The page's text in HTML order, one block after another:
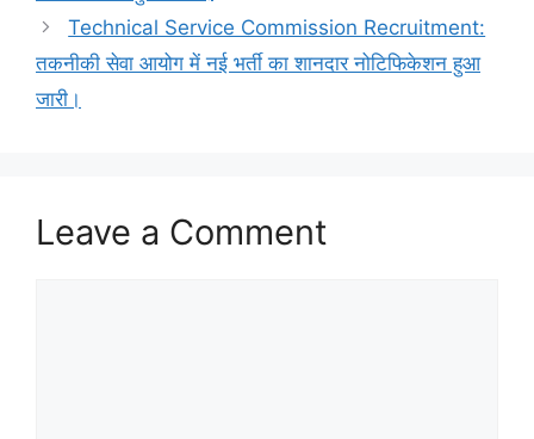
Technical Service Commission Recruitment:
तकनीकी सेवा आयोग में नई भर्ती का शानदार नोटिफिकेशन हुआ
जारी।
Leave a Comment